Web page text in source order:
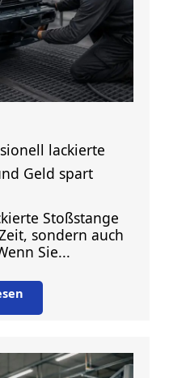
lackierte
Geld spart
Stoßstange
sondern auch
Sie...